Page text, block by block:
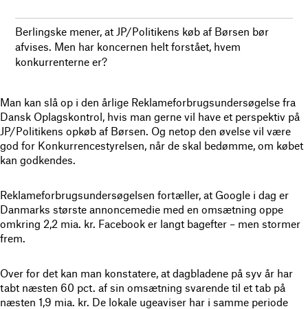
Berlingske mener, at JP/Politikens køb af Børsen bør
afvises. Men har koncernen helt forstået, hvem
konkurrenterne er?
Man kan slå op i den årlige Reklameforbrugsundersøgelse fra
Dansk Oplagskontrol, hvis man gerne vil have et perspektiv på
JP/Politikens opkøb af Børsen. Og netop den øvelse vil være
god for Konkurrencestyrelsen, når de skal bedømme, om købet
kan godkendes.
Reklameforbrugsundersøgelsen fortæller, at Google i dag er
Danmarks største annoncemedie med en omsætning oppe
omkring 2,2 mia. kr. Facebook er langt bagefter – men stormer
frem.
Over for det kan man konstatere, at dagbladene på syv år har
tabt næsten 60 pct. af sin omsætning svarende til et tab på
næsten 1,9 mia. kr. De lokale ugeaviser har i samme periode